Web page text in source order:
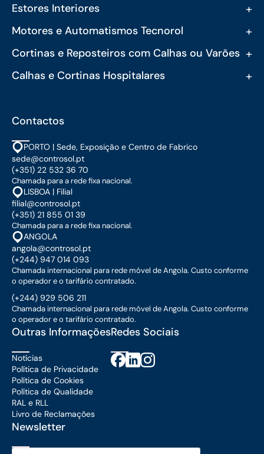
Estores Interiores +
Motores e Automatismos Tecnorol +
Cortinas e Reposteiros com Calhas ou Varões +
Calhas e Cortinas Hospitalares +
Contactos
PORTO | Sede, Exposição e Centro de Fabrico
sede@controsol.pt
(+351) 22 532 36 70
Chamada para a rede fixa nacional.
LISBOA | Filial
filial@controsol.pt
(+351) 21 855 01 39
Chamada para a rede fixa nacional.
ANGOLA
angola@controsol.pt
(+244) 947 014 093
Chamada internacional para rede móvel de Angola. Custo conforme
o operador e o tarifário contratado.
(+244) 929 506 211
Chamada internacional para rede móvel de Angola. Custo conforme
o operador e o tarifário contratado.
Outras Informações
Notícias
Política de Privacidade
Política de Cookies
Política de Qualidade
RAL e RLL
Livro de Reclamações
Redes Sociais
Newsletter
Email